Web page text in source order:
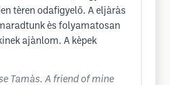
tèren odafigyelő. A eljàràs
ès folyamatosan
ajànlom. A kèpek
Tamàs. A friend of mine